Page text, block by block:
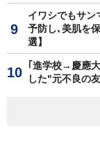
イワシでもサン
予防し､美肌を
選】
｢進学校→慶應
した"元不良の